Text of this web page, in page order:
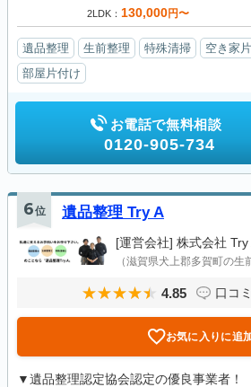
2LDK 130,000円〜
遺品整理 生前整理 特殊清掃 空き家
部屋片付け
お電話で無料相談
0120-905-734
6位 遺品整理 Try A
[運営会社] 株式会社 Try
（滋賀県犬上郡多賀町の生
4.85 口コ
お気に入りに追
▼遺品整理認定協会認定の優良事業者！